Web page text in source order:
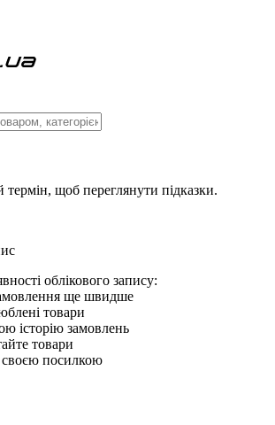
щоб переглянути підказки.
облікового запису:
ще швидше
товари
історію замовлень
товари
своєю посилкою